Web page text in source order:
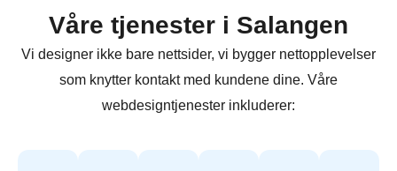
Våre tjenester i Salangen
Vi designer ikke bare nettsider, vi bygger nettopplevelser
som knytter kontakt med kundene dine. Våre
webdesigntjenester inkluderer: